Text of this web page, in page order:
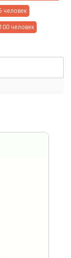
человек
человек